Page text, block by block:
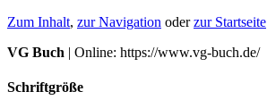
Zum Inhalt, zur Navigation oderzur Startseite
VG Buch | Online: https://www.vg-buch.de/
Schriftgröße